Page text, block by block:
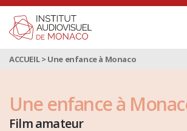
ACCUEIL>Une enfance à Monaco
Une enfance à
Film amateur